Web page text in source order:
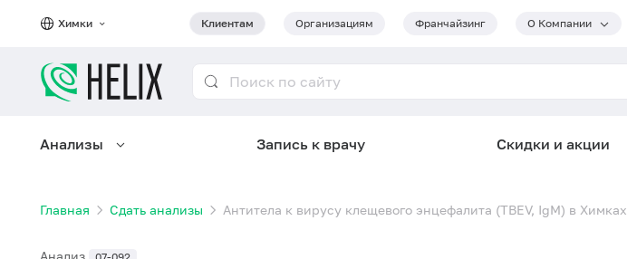
Химки Клиентам Организациям Франчайзинг О Компании
Анализы Запись к врачу Скидки и акции
Главная Сдать анализы Антитела к вирусу клещевого энцефалита (TBEV, IgM) в Химках
Анализ